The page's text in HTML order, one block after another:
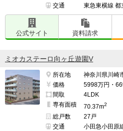
交通
東急東横線 都
公式サイト 資料請求
ミオカステーロ向ヶ丘遊園V
所在地
神奈川県川崎
価格
5998万円・
間取
4LDK
専有面積
70.37m2
総戸数
27戸
交通
小田急小田原